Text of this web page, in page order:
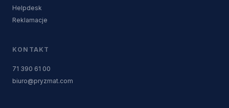
Helpdesk
Reklamacje
KONTAKT
71 390 61 00
biuro@pryzmat.com